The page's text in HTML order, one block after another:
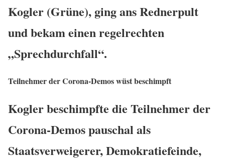
Kogler (Grüne), ging ans Rednerpult
und bekam einen regelrechten
„Sprechdurchfall“.
Teilnehmer der Corona-Demos wüst beschimpft
Kogler beschimpfte die Teilnehmer der
Corona-Demos pauschal als
Staatsverweigerer, Demokratiefeinde,